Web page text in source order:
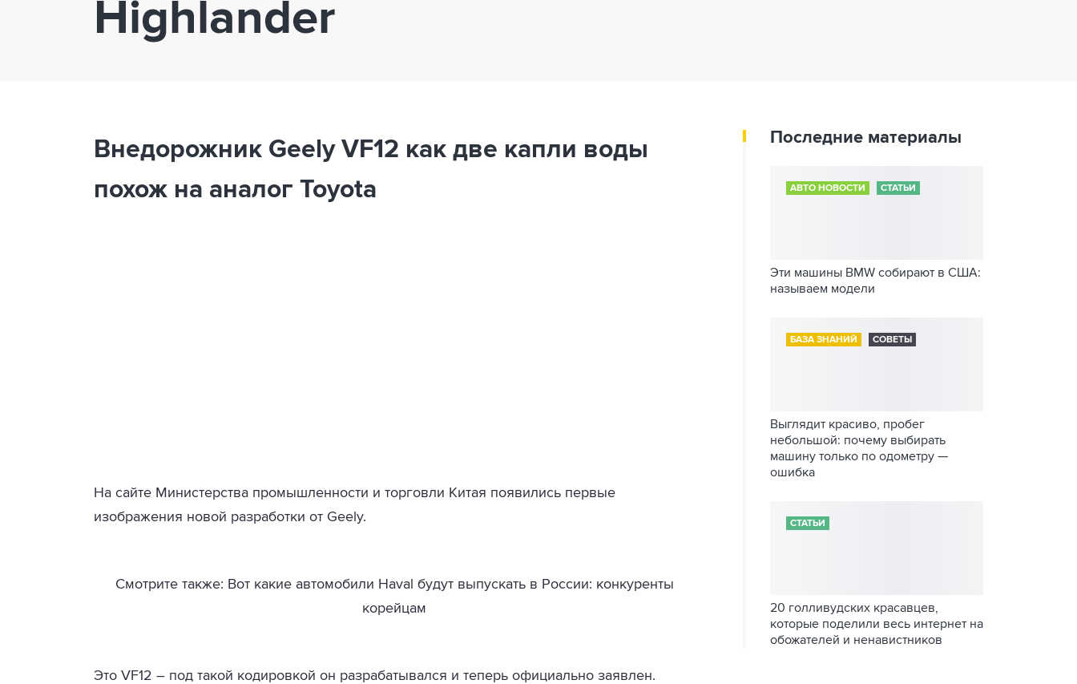
Highlander
Внедорожник Geely VF12 как две капли воды
похож на аналог Toyota
На сайте Министерства промышленности и торговли Китая появились первые
изображения новой разработки от Geely.
Смотрите также: Вот какие автомобили Haval будут выпускать в России: конкуренты
корейцам
Это VF12 – под такой кодировкой он разрабатывался и теперь официально заявлен.
Последние материалы
АВТО НОВОСТИ СТАТЬИ
Эти машины BMW собирают в США:
называем модели
БАЗА ЗНАНИЙ СОВЕТЫ
Выглядит красиво, пробег
небольшой: почему выбирать
машину только по одометру —
ошибка
СТАТЬИ
20 голливудских красавцев,
которые поделили весь интернет на
обожателей и ненавистников